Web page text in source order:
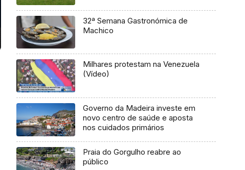
32ª Semana Gastronómica de
Machico
Milhares protestam na Venezuela
(Vídeo)
Governo da Madeira investe em
novo centro de saúde e aposta
nos cuidados primários
Praia do Gorgulho reabre ao
público